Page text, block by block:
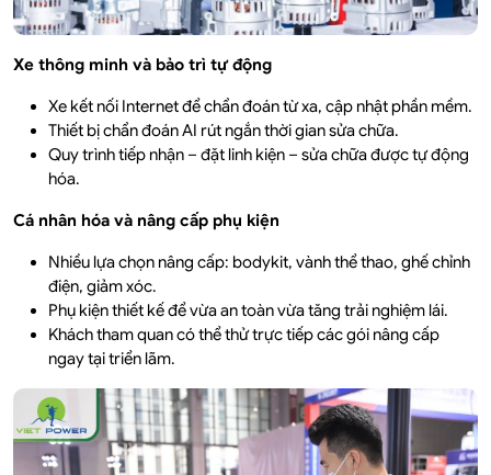
Xe thông minh và bảo trì tự động
Xe kết nối Internet để chẩn đoán từ xa, cập nhật phần mềm.
Thiết bị chẩn đoán AI rút ngắn thời gian sửa chữa.
Quy trình tiếp nhận – đặt linh kiện – sửa chữa được tự động
hóa.
Cá nhân hóa và nâng cấp phụ kiện
Nhiều lựa chọn nâng cấp: bodykit, vành thể thao, ghế chỉnh
điện, giảm xóc.
Phụ kiện thiết kế để vừa an toàn vừa tăng trải nghiệm lái.
Khách tham quan có thể thử trực tiếp các gói nâng cấp
ngay tại triển lãm.